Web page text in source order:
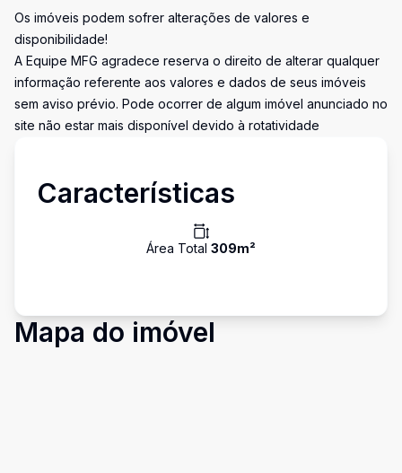
Os imóveis podem sofrer alterações de valores e
disponibilidade!
A Equipe MFG agradece reserva o direito de alterar qualquer
informação referente aos valores e dados de seus imóveis
sem aviso prévio. Pode ocorrer de algum imóvel anunciado no
site não estar mais disponível devido à rotatividade
Características
Área Total 309m²
Mapa do imóvel